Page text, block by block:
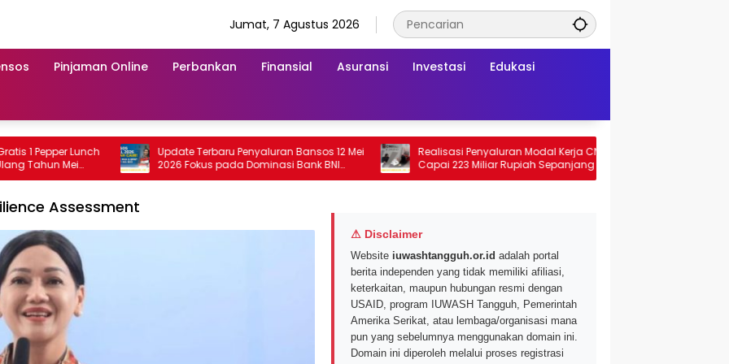
Jumat, 7 Agustus 2026
Pinjaman Online Perbankan Finansial Asuransi Investasi Edukasi
Lunch
Mei
Update Terbaru Penyaluran Bansos 12 Mei
2026 Fokus pada Dominasi Bank BNI
serta Struk BRI
Realisasi Penyaluran Modal Kerja CNAF
Capai 223 Miliar Rupiah Sepanjang Maret
2026 Ini
Assessment
⚠ Disclaimer
Website iuwashtangguh.or.id adalah portal
berita independen yang tidak memiliki afiliasi,
keterkaitan, maupun hubungan resmi dengan
USAID, program IUWASH Tangguh, Pemerintah
Amerika Serikat, atau lembaga/organisasi mana
pun yang sebelumnya menggunakan domain ini.
Domain ini diperoleh melalui proses registrasi